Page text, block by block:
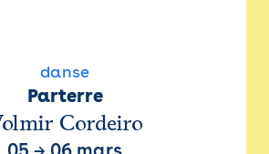
danse
Parterre
Cordeiro